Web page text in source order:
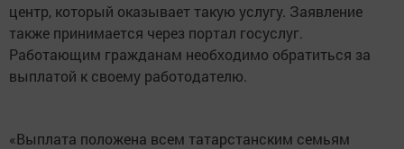
центр, который оказывает такую услугу. Заявление
также принимается через портал госуслуг.
Работающим гражданам необходимо обратиться за
выплатой к своему работодателю.
«Выплата положена всем татарстанским семьям